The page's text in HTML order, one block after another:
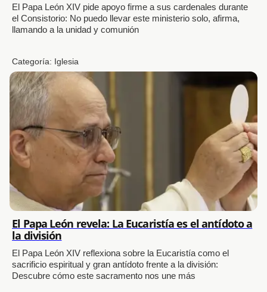
El Papa León XIV pide apoyo firme a sus cardenales durante
el Consistorio: No puedo llevar este ministerio solo, afirma,
llamando a la unidad y comunión
Categoría: Iglesia
El Papa León revela: La Eucaristía es el antídoto a
la división
El Papa León XIV reflexiona sobre la Eucaristía como el
sacrificio espiritual y gran antídoto frente a la división:
Descubre cómo este sacramento nos une más